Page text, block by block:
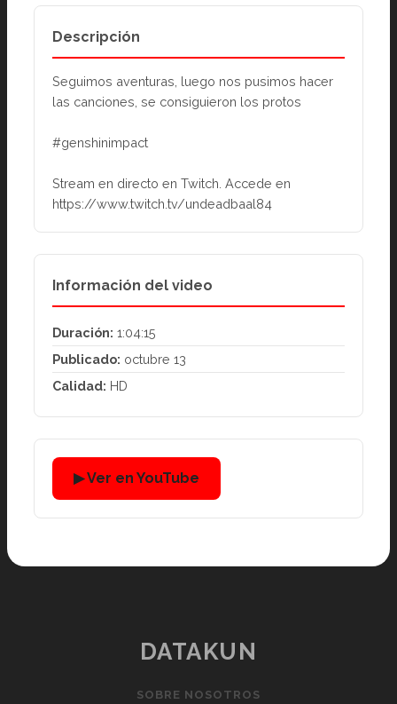
Descripción
Seguimos aventuras, luego nos pusimos hacer
las canciones, se consiguieron los protos
#genshinimpact
Stream en directo en Twitch. Accede en
https://www.twitch.tv/undeadbaal84
Información del video
Duración: 1:04:15
Publicado: octubre 13
Calidad: HD
▶ Ver en YouTube
DATAKUN
SOBRE NOSOTROS